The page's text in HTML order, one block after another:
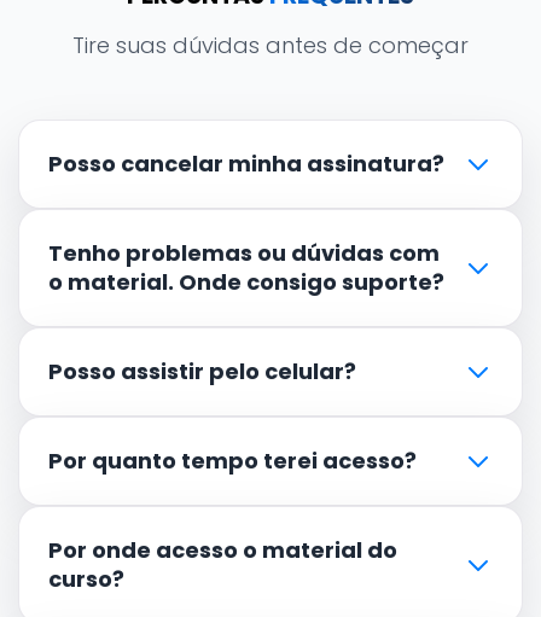
Tire suas dúvidas antes de começar
Posso cancelar minha assinatura?
Tenho problemas ou dúvidas com
o material. Onde consigo suporte?
Posso assistir pelo celular?
Por quanto tempo terei acesso?
Por onde acesso o material do
curso?